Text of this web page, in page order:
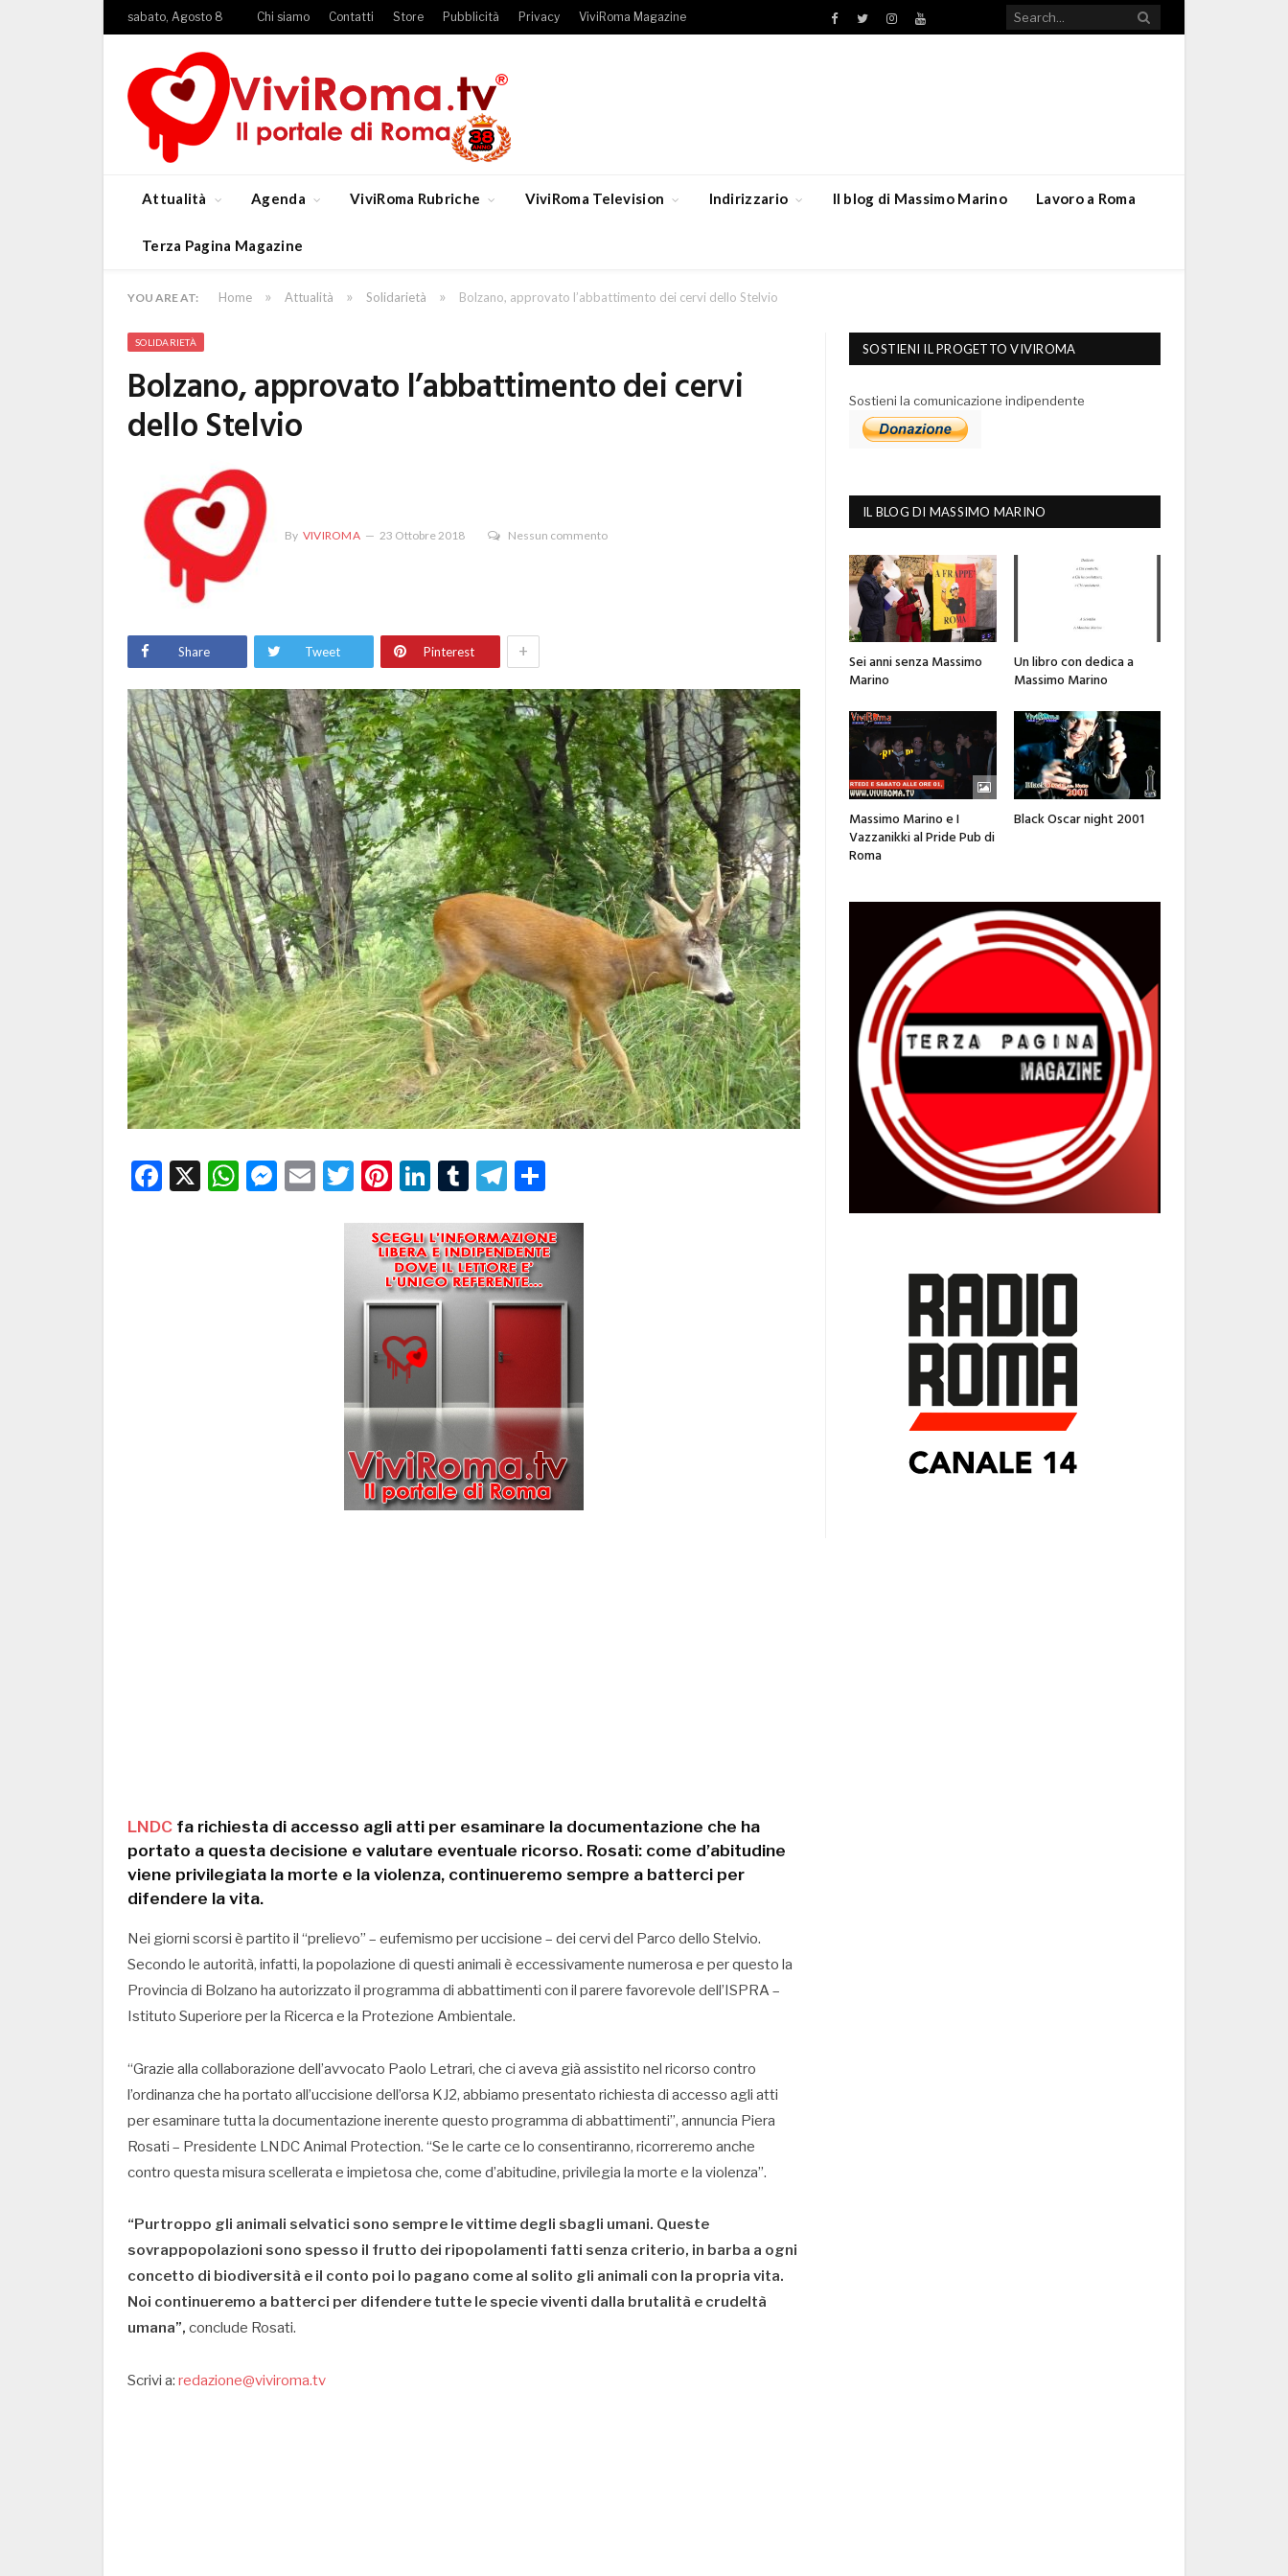
sabato, Agosto 8 Chi siamo Contatti Store Pubblicità Privacy ViviRoma Magazine Facebook
TwitterInstagramYouTube
Attualità Agenda ViviRoma Rubriche ViviRoma Television Indirizzario Il blog di Massimo Marino Lavoro a Roma
Terza Pagina Magazine
YOU ARE AT: Home » Attualità » Solidarietà » Bolzano, approvato l’abbattimento dei cervi dello Stelvio
SOLIDARIETÀ
Bolzano, approvato l’abbattimento dei cervi
dello Stelvio
By VIVIROMA 23 Ottobre 2018 Nessun commento
Share Tweet Pinterest +
Facebook
X WhatsApp
Messenger
EmailTwitter
Pinterest
LinkedIn
TumblrTelegram
LNDC fa richiesta di accesso agli atti per esaminare la documentazione che ha
portato a questa decisione e valutare eventuale ricorso. Rosati: come d’abitudine
viene privilegiata la morte e la violenza, continueremo sempre a batterci per
difendere la vita.
Nei giorni scorsi è partito il “prelievo” – eufemismo per uccisione – dei cervi del Parco dello Stelvio.
Secondo le autorità, infatti, la popolazione di questi animali è eccessivamente numerosa e per questo la
Provincia di Bolzano ha autorizzato il programma di abbattimenti con il parere favorevole dell’ISPRA –
Istituto Superiore per la Ricerca e la Protezione Ambientale.
“Grazie alla collaborazione dell’avvocato Paolo Letrari, che ci aveva già assistito nel ricorso contro
l’ordinanza che ha portato all’uccisione dell’orsa KJ2, abbiamo presentato richiesta di accesso agli atti
per esaminare tutta la documentazione inerente questo programma di abbattimenti”, annuncia Piera
Rosati – Presidente LNDC Animal Protection. “Se le carte ce lo consentiranno, ricorreremo anche
contro questa misura scellerata e impietosa che, come d’abitudine, privilegia la morte e la violenza”.
“Purtroppo gli animali selvatici sono sempre le vittime degli sbagli umani. Queste
sovrappopolazioni sono spesso il frutto dei ripopolamenti fatti senza criterio, in barba a ogni
concetto di biodiversità e il conto poi lo pagano come al solito gli animali con la propria vita.
Noi continueremo a batterci per difendere tutte le specie viventi dalla brutalità e crudeltà
umana”, conclude Rosati.
Scrivi a: redazione@viviroma.tv
SOSTIENI IL PROGETTO VIVIROMA
Sostieni la comunicazione indipendente
IL BLOG DI MASSIMO MARINO
Sei anni senza Massimo
Marino
Un libro con dedica a
Massimo Marino
Massimo Marino e I
Vazzanikki al Pride Pub di
Roma
Black Oscar night 2001